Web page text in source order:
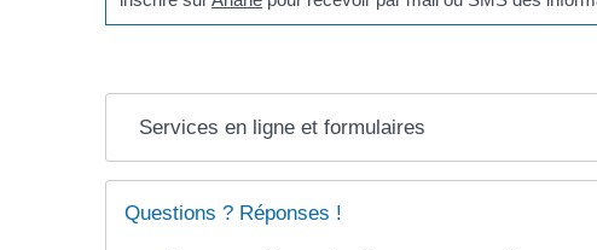
Services en ligne et formulaires
Questions ? Réponses !